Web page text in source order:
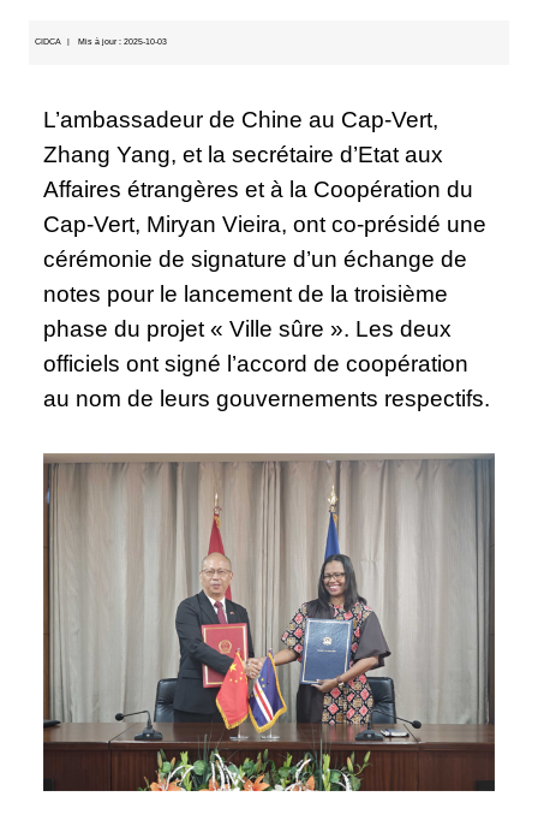
CIDCA | Mis à jour : 2025-10-03
L’ambassadeur de Chine au Cap-Vert,
Zhang Yang, et la secrétaire d’Etat aux
Affaires étrangères et à la Coopération du
Cap-Vert, Miryan Vieira, ont co-présidé une
cérémonie de signature d’un échange de
notes pour le lancement de la troisième
phase du projet « Ville sûre ». Les deux
officiels ont signé l’accord de coopération
au nom de leurs gouvernements respectifs.